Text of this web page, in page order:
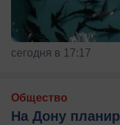
сегодня в 17:17
Общество
На Дону